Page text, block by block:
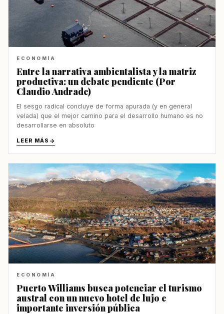
ECONOMÍA
Entre la narrativa ambientalista y la matriz
productiva: un debate pendiente (Por
Claudio Andrade)
El sesgo radical concluye de forma apurada (y en general
velada) que el mejor camino para el desarrollo humano es no
desarrollarse en absoluto
LEER MÁS
ECONOMÍA
Puerto Williams busca potenciar el turismo
austral con un nuevo hotel de lujo e
importante inversión pública